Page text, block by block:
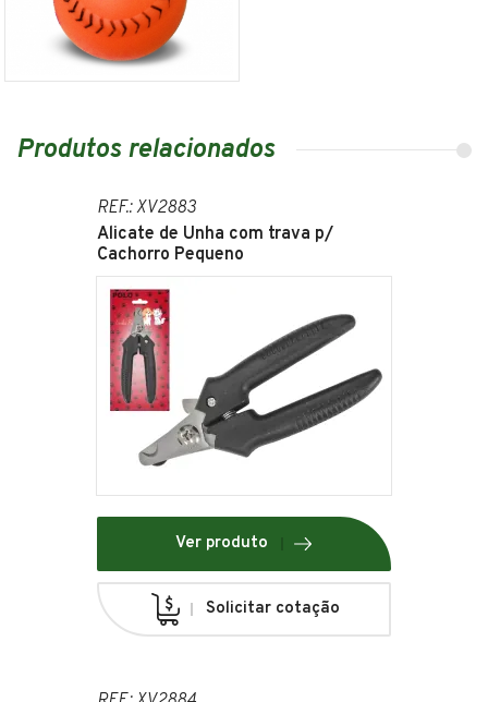
Produtos relacionados
REF.: XV2883
Alicate de Unha com trava p/
Cachorro Pequeno
Ver produto
Solicitar cotação